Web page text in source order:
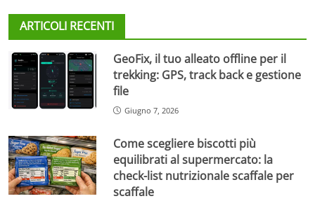
ARTICOLI RECENTI
GeoFix, il tuo alleato offline per il
trekking: GPS, track back e gestione
file
Giugno 7, 2026
Come scegliere biscotti più
equilibrati al supermercato: la
check-list nutrizionale scaffale per
scaffale